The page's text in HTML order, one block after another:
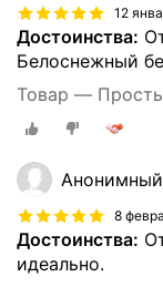
12
Достоинства:
Белоснежный
Товар —
Анонимный
8
Достоинства:
идеально.